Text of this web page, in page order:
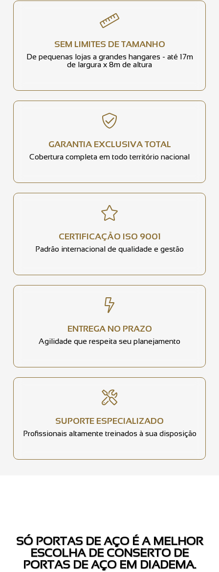
SEM LIMITES DE TAMANHO
De pequenas lojas a grandes hangares - até 17m
de largura x 8m de altura
GARANTIA EXCLUSIVA TOTAL
Cobertura completa em todo território nacional
CERTIFICAÇÃO ISO 9001
Padrão internacional de qualidade e gestão
ENTREGA NO PRAZO
Agilidade que respeita seu planejamento
SUPORTE ESPECIALIZADO
Profissionais altamente treinados à sua disposição
SÓ PORTAS DE AÇO É A MELHOR
ESCOLHA DE CONSERTO DE
PORTAS DE AÇO EM DIADEMA.